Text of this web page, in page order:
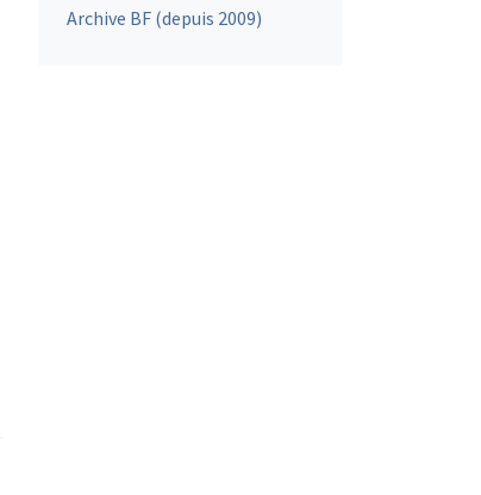
Archive BF (depuis 2009)